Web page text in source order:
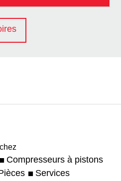
Compresseurs à pistons
Services